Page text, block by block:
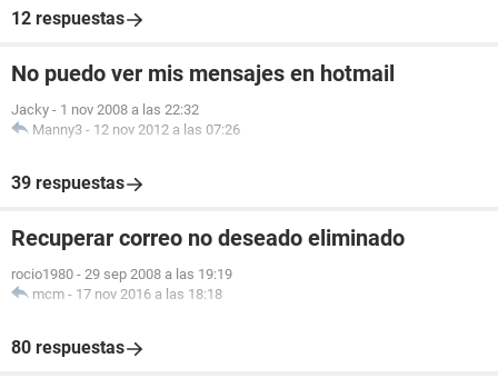
12 respuestas
No puedo ver mis mensajes en hotmail
Jacky - 1 nov 2008 a las 22:32
Manny3 - 12 nov 2012 a las 07:26
39 respuestas
Recuperar correo no deseado eliminado
rocio1980 - 29 sep 2008 a las 19:19
mcm - 17 nov 2016 a las 18:18
80 respuestas